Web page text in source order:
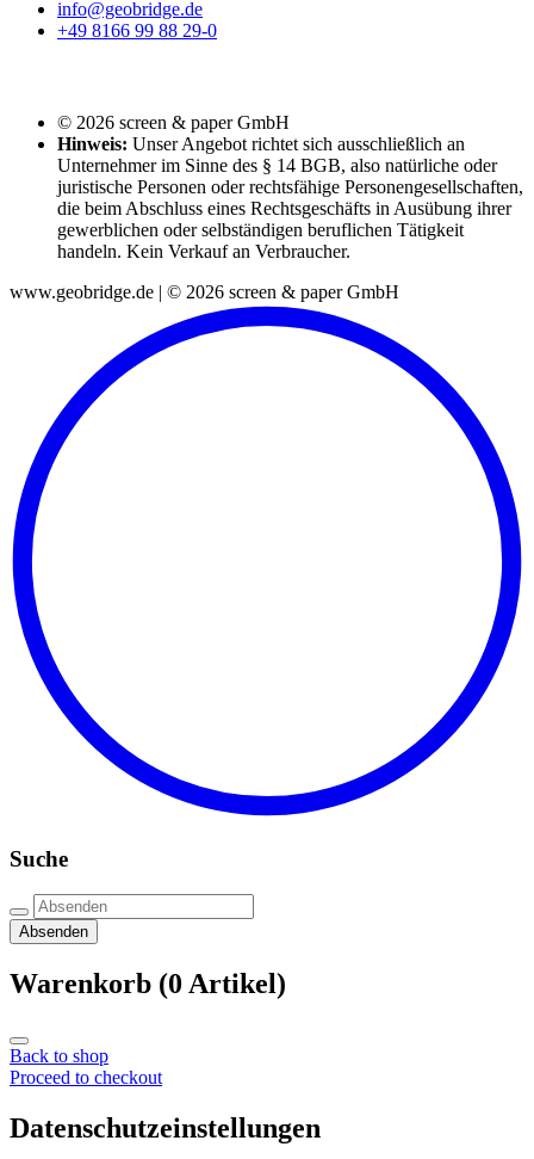
info@geobridge.de
+49 8166 99 88 29-0
© 2026 screen & paper GmbH
Hinweis: Unser Angebot richtet sich ausschließlich an
Unternehmer im Sinne des § 14 BGB, also natürliche oder
juristische Personen oder rechtsfähige Personengesellschaften,
die beim Abschluss eines Rechtsgeschäfts in Ausübung ihrer
gewerblichen oder selbständigen beruflichen Tätigkeit
handeln. Kein Verkauf an Verbraucher.
www.geobridge.de | © 2026 screen & paper GmbH
Suche
Absenden
Warenkorb (0 Artikel)
Back to shop
Proceed to checkout
Datenschutzeinstellungen